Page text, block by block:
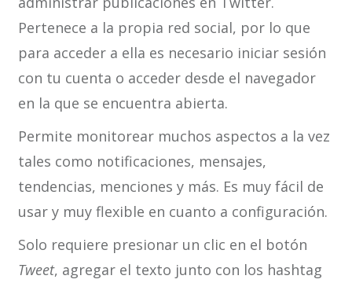
Pertenece a la propia red social, por lo que
para acceder a ella es necesario iniciar sesión
con tu cuenta o acceder desde el navegador
en la que se encuentra abierta.
Permite monitorear muchos aspectos a la vez
tales como notificaciones, mensajes,
tendencias, menciones y más. Es muy fácil de
usar y muy flexible en cuanto a configuración.
Solo requiere presionar un clic en el botón
Tweet, agregar el texto junto con los hashtag